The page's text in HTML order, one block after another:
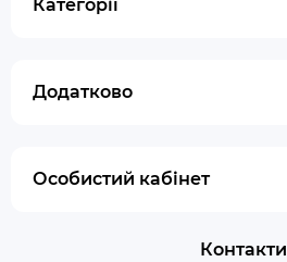
Категорії
Додатково
Особистий кабінет
Контакти